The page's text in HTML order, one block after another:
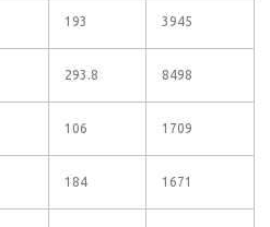
193 3945
293.8 8498
106 1709
184 1671